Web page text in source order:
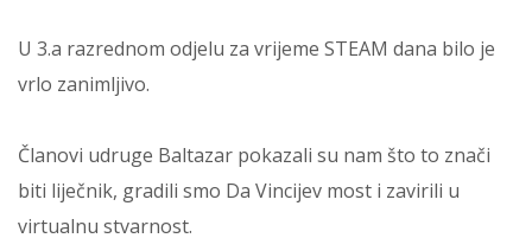
U 3.a razrednom odjelu za vrijeme STEAM dana bilo je
vrlo zanimljivo.
Članovi udruge Baltazar pokazali su nam što to znači
biti liječnik, gradili smo Da Vincijev most i zavirili u
virtualnu stvarnost.